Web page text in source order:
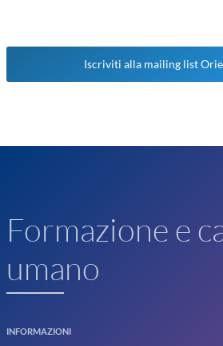
Iscriviti alla mailing list
Formazione e
umano
INFORMAZIONI